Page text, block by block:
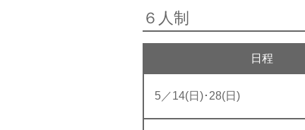
６人制
日程
5／14(日)･28(日)